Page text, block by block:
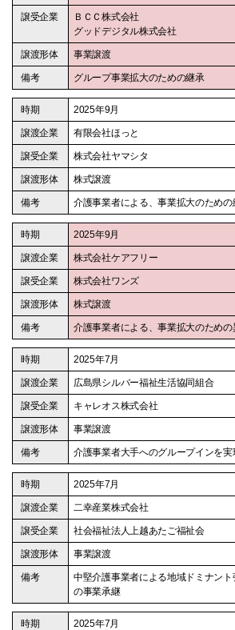
ＢＣＣ株式会社
グッドデジタル株式会社
事業譲渡
グループ事業拡大のための継承
2025年9月
有限会社ほっと
株式会社ヤマシタ
株式譲渡
介護事業者による、事業拡大のための
2025年9月
株式会社ケアフリー
株式会社ワンズ
株式譲渡
介護事業者による、事業拡大のため
2025年7月
広島県シルバー福祉生活協同組合
キャレオス株式会社
事業譲渡
介護事業者大手へのグループインを
2025年7月
二幸産業株式会社
社会福祉法人上越あたご福祉会
事業譲渡
中堅介護事業者による地域ドミナン
の事業承継
2025年7月